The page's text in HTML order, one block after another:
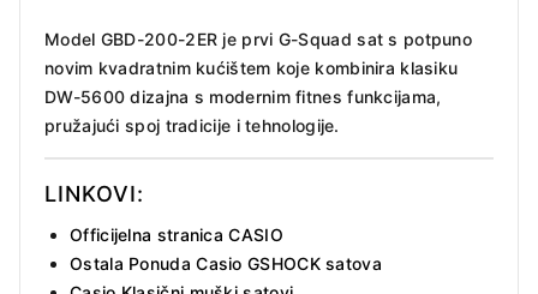
Model GBD-200-2ER je prvi G-Squad sat s potpuno
novim kvadratnim kućištem koje kombinira klasiku
DW-5600 dizajna s modernim fitnes funkcijama,
pružajući spoj tradicije i tehnologije.
LINKOVI:
Officijelna stranica CASIO
Ostala Ponuda Casio GSHOCK satova